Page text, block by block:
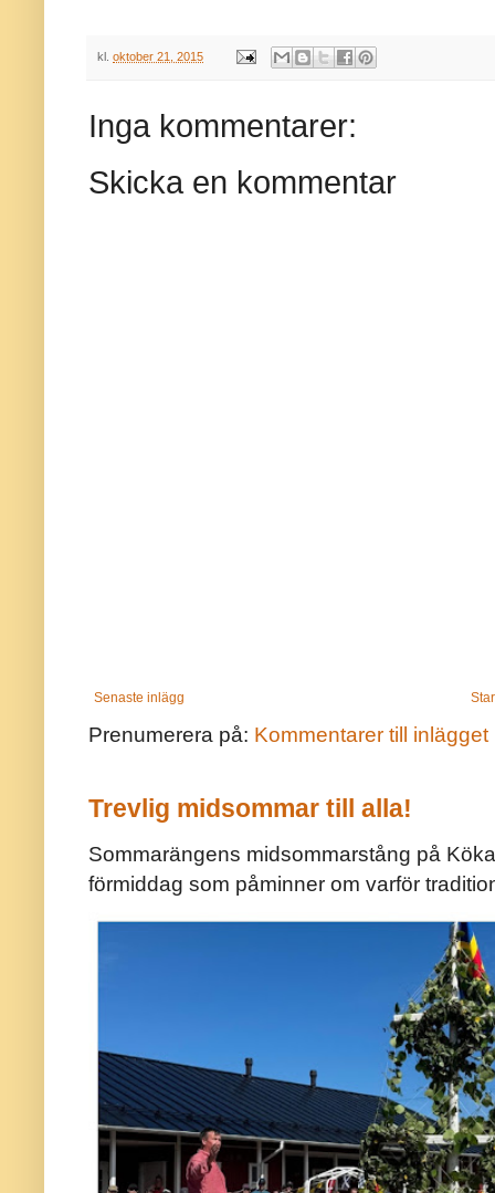
kl. oktober 21, 2015
Inga kommentarer:
Skicka en kommentar
Senaste inlägg
Prenumerera på: Kommentarer till inlägget
Trevlig midsommar till alla!
Sommarängens midsommarstång på
förmiddag som påminner om varför